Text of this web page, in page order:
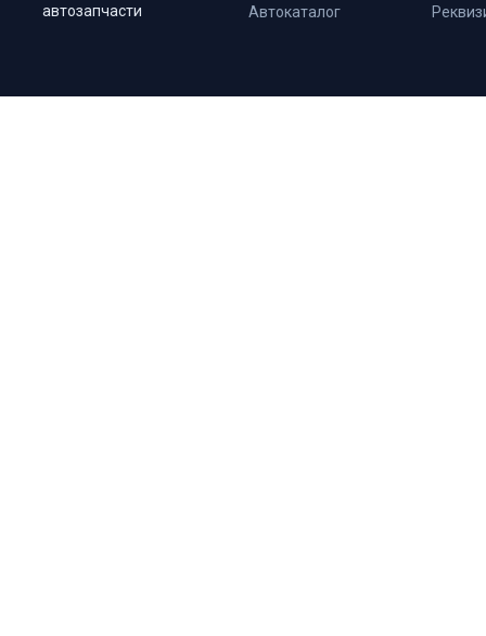
автозапчасти
Автокаталог